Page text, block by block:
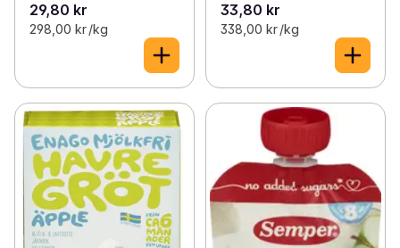
29,80 kr
298,00 kr /kg
33,80 kr
338,00 kr /kg